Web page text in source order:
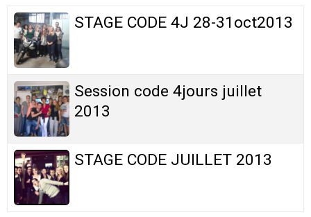
STAGE CODE 4J 28-31oct2013
Session code 4jours juillet
2013
STAGE CODE JUILLET 2013